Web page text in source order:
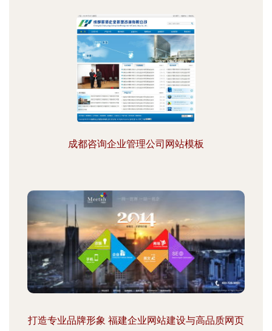
成都咨询企业管理公司网站模板
打造专业品牌形象 福建企业网站建设与高品质网页